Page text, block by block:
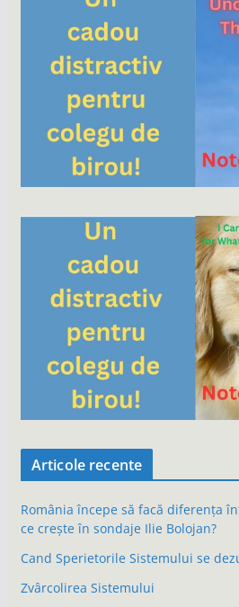
Articole recente
România începe să facă diferența
ce crește în sondaje Ilie Bolojan?
Cand Sperietorile Sistemului se
Zvârcolirea Sistemului